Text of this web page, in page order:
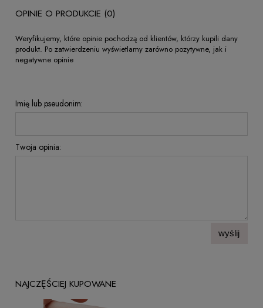
OPINIE O PRODUKCIE (0)
Weryfikujemy, które opinie pochodzą od klientów, którzy kupili dany
produkt. Po zatwierdzeniu wyświetlamy zarówno pozytywne, jak i
negatywne opinie
Imię lub pseudonim:
Twoja opinia:
wyślij
NAJCZĘŚCIEJ KUPOWANE